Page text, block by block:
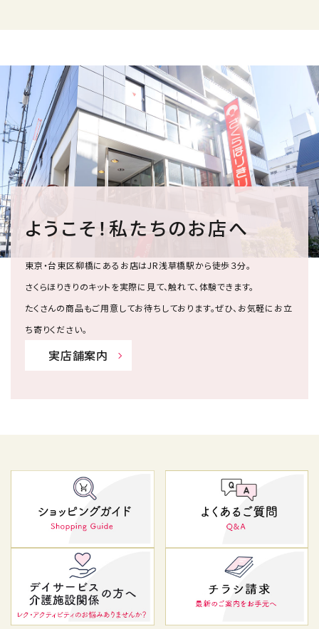
ようこそ！私たちのお店へ
東京・台東区柳橋にあるお店はJR浅草橋駅から徒歩３分。
さくらほりきりのキットを実際に見て、触れて、体験できます。
たくさんの商品もご用意してお待ちしております。ぜひ、お気軽にお立
ち寄りください。
実店舗案内